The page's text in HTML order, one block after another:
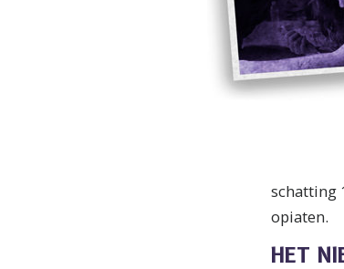
schatting
opiaten.
HET